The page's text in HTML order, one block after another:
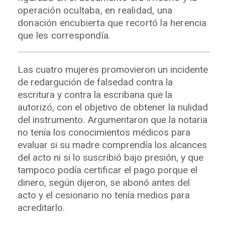
operación ocultaba, en realidad, una
donación encubierta que recortó la herencia
que les correspondía.
Las cuatro mujeres promovieron un incidente
de redargución de falsedad contra la
escritura y contra la escribana que la
autorizó, con el objetivo de obtener la nulidad
del instrumento. Argumentaron que la notaria
no tenía los conocimientos médicos para
evaluar si su madre comprendía los alcances
del acto ni si lo suscribió bajo presión, y que
tampoco podía certificar el pago porque el
dinero, según dijeron, se abonó antes del
acto y el cesionario no tenía medios para
acreditarlo.